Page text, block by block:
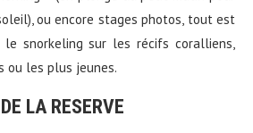
ou encore stages photos, tout est
le snorkeling sur les récifs coralliens,
ou les plus jeunes.
LA RESERVE